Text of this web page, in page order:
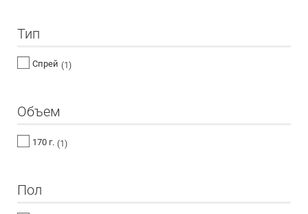
Тип
Спрей (1)
Объем
170 г. (1)
Пол